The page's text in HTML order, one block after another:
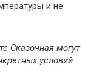
и не
Сказочная могут
условий